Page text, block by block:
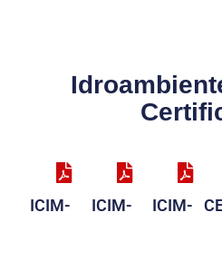
ICIM-
ICIM-
ICIM-